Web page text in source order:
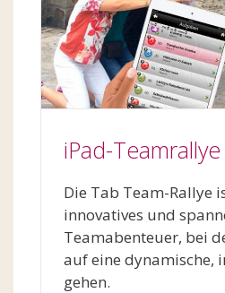
iPad-Teamrallye
Die Tab Team-Rallye
innovatives und
Teamabenteuer, bei
auf eine dynamische,
gehen.